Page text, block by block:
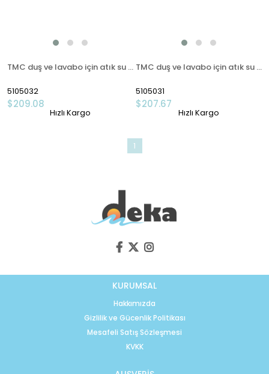
TMC duş ve lavabo için atık su pompası 24V
5105032
$209.08
Hızlı Kargo
TMC duş ve lavabo için atık su pompası 12V
5105031
$207.67
Hızlı Kargo
1
KURUMSAL
Hakkımızda
Gizlilik ve Gücenlik Politikası
Mesafeli Satış Sözleşmesi
KVKK